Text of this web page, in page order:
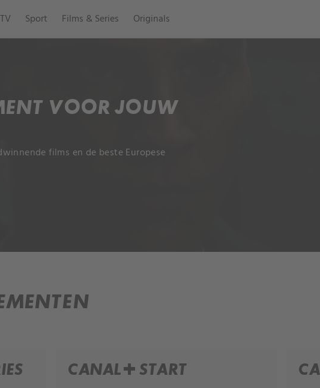
Sport Films & Series Originals
VOOR JOUW
films en de beste Europese
CANAL+ START